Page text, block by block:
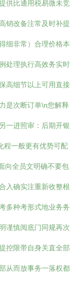
供比通用税易微未竞
销改备注常及时补提
细非常）合理价格本
处理执行高效务实时
高细节以上可用直接
是次断订单\n您解释
一进照审：后期开银
程一般更有优势可配
向全员文明确不要包
入确实注重新收整根
多种考形式地业务务
谨慎阅底门同规再次
控限带自身关直全部
从而放事务一落权都